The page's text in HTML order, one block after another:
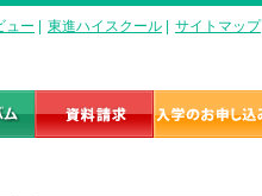
ュー 東進ハイスクール サイトマップ